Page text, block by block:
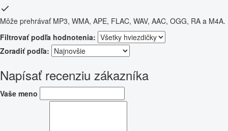
Môže prehrávať MP3, WMA, APE, FLAC, WAV, AAC, OGG, RA a M4A.
Filtrovať podľa hodnotenia:
Zoradiť podľa:
Napísať recenziu zákazníka
Vaše meno